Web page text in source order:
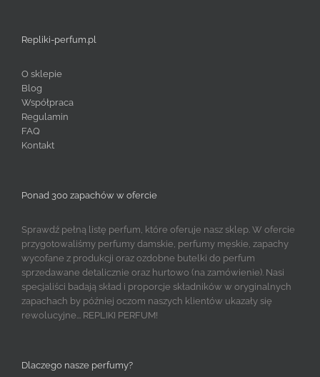
Repliki-perfum.pl
O sklepie
Blog
Współpraca
Regulamin
FAQ
Kontakt
Ponad 300 zapachów w ofercie
Sprawdź pełną listę perfum, które oferuje nasz sklep. W ofercie
przygotowaliśmy perfumy damskie, perfumy męskie, zapachy
wycofane z produkcji oraz ozdobne butelki do perfum
sprzedawane detalicznie oraz hurtowo (na zamówienie). Nasi
specjaliści badają skład i proporcje składników w oryginalnych
zapachach by później oczom naszych klientów ukazały się
rewolucyjne... REPLIKI PERFUM!
Dlaczego nasze perfumy?